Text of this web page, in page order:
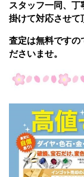
スタッフ一同、
掛けて対応させて
査定は無料ですの
ださいませ。